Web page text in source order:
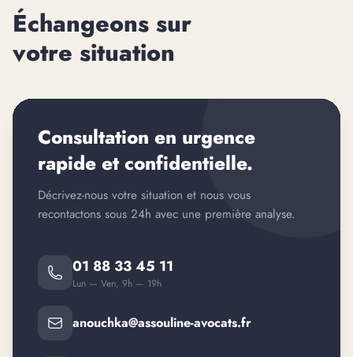
Échangeons sur
votre situation
Consultation en urgence
rapide et confidentielle.
Décrivez-nous votre situation et nous vous
recontactons sous 24h avec une première analyse.
01 88 33 45 11
Lun — Ven, 9h — 19h
anouchka@assouline-avocats.fr